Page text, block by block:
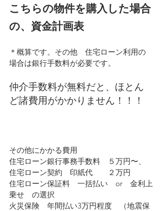
こちらの物件を購入した場合
の、資金計画表
＊概算です。その他　住宅ローン利用の
場合は銀行手数料が必要です。
仲介手数料が無料だと、ほとん
ど諸費用がかかりません！！！
その他にかかる費用
住宅ローン銀行事務手数料　５万円〜、
住宅ローン契約　印紙代　　２万円
住宅ローン保証料　一括払い　or　金利上
乗せ　の選択
火災保険　年間払い3万円程度　（地震保